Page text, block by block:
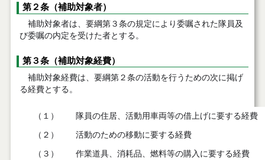
第２条（補助対象者）
補助対象者は、要綱第３条の規定により委嘱された隊員及
び委嘱の内定を受けた者とする。
第３条（補助対象経費）
補助対象経費は、要綱第２条の活動を行うための次に掲げ
る経費とする。
（１） 隊員の住居、活動用車両等の借上げに要する経費
（２） 活動のための移動に要する経費
（３） 作業道具、消耗品、燃料等の購入に要する経費